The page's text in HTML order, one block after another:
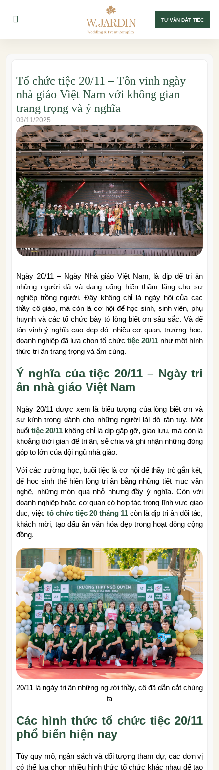
TƯ VẤN ĐẶT TIỆC
Tổ chức tiệc 20/11 – Tôn vinh ngày
nhà giáo Việt Nam với không gian
trang trọng và ý nghĩa
03/11/2025
Ngày 20/11 – Ngày Nhà giáo Việt Nam, là dịp để tri ân
những người đã và đang cống hiến thầm lặng cho sự
nghiệp trồng người. Đây không chỉ là ngày hội của các
thầy cô giáo, mà còn là cơ hội để học sinh, sinh viên, phụ
huynh và các tổ chức bày tỏ lòng biết ơn sâu sắc. Và để
tôn vinh ý nghĩa cao đẹp đó, nhiều cơ quan, trường học,
doanh nghiệp đã lựa chọn tổ chức tiệc 20/11như một hình
thức tri ân trang trọng và ấm cúng.
Ý nghĩa của tiệc 20/11 – Ngày tri
ân nhà giáo Việt Nam
Ngày 20/11 được xem là biểu tượng của lòng biết ơn và
sự kính trọng dành cho những người lái đò tận tụy. Một
buổi tiệc 20/11 không chỉ là dịp gặp gỡ, giao lưu, mà còn là
khoảng thời gian để tri ân, sẻ chia và ghi nhận những đóng
góp to lớn của đội ngũ nhà giáo.
Với các trường học, buổi tiệc là cơ hội để thầy trò gắn kết,
để học sinh thể hiện lòng tri ân bằng những tiết mục văn
nghệ, những món quà nhỏ nhưng đầy ý nghĩa. Còn với
doanh nghiệp hoặc cơ quan có hợp tác trong lĩnh vực giáo
dục, việc tổ chức tiệc 20 tháng 11 còn là dịp tri ân đối tác,
khách mời, tạo dấu ấn văn hóa đẹp trong hoạt động cộng
đồng.
20/11 là ngày tri ân những người thầy, cô đã dẫn dắt chúng
ta
Các hình thức tổ chức tiệc 20/11
phổ biến hiện nay
Tùy quy mô, ngân sách và đối tượng tham dự, các đơn vị
có thể lựa chọn nhiều hình thức tổ chức khác nhau để tạo